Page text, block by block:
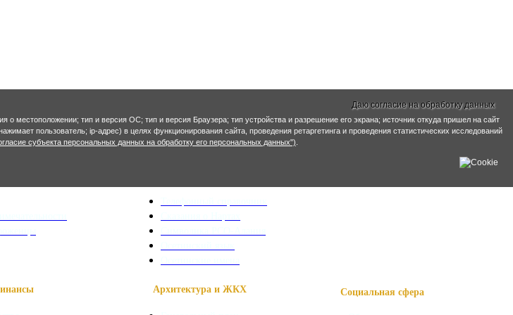
Архитектура и ЖКХ Социальная сфера
Даю согласие на обработку данных
местоположении; тип и версия ОС; тип и версия Браузера; тип устройства и разрешение его экрана; источник откуда пришел на сайт
пользователь; ip-адрес) в целях функционирования сайта, проведения ретаргетинга и проведения статистических исследований
субъекта персональных данных на обработку его персональных данных")